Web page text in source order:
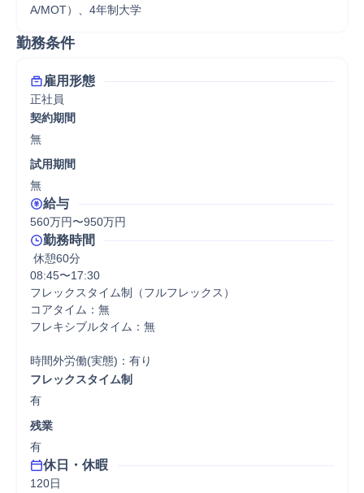
A/MOT）、4年制大学
勤務条件
雇用形態
正社員
契約期間
無
試用期間
無
給与
560万円〜950万円
勤務時間
休憩60分
08:45〜17:30
フレックスタイム制（フルフレックス）
コアタイム：無
フレキシブルタイム：無
時間外労働(実態)：有り
フレックスタイム制
有
残業
有
休日・休暇
120日